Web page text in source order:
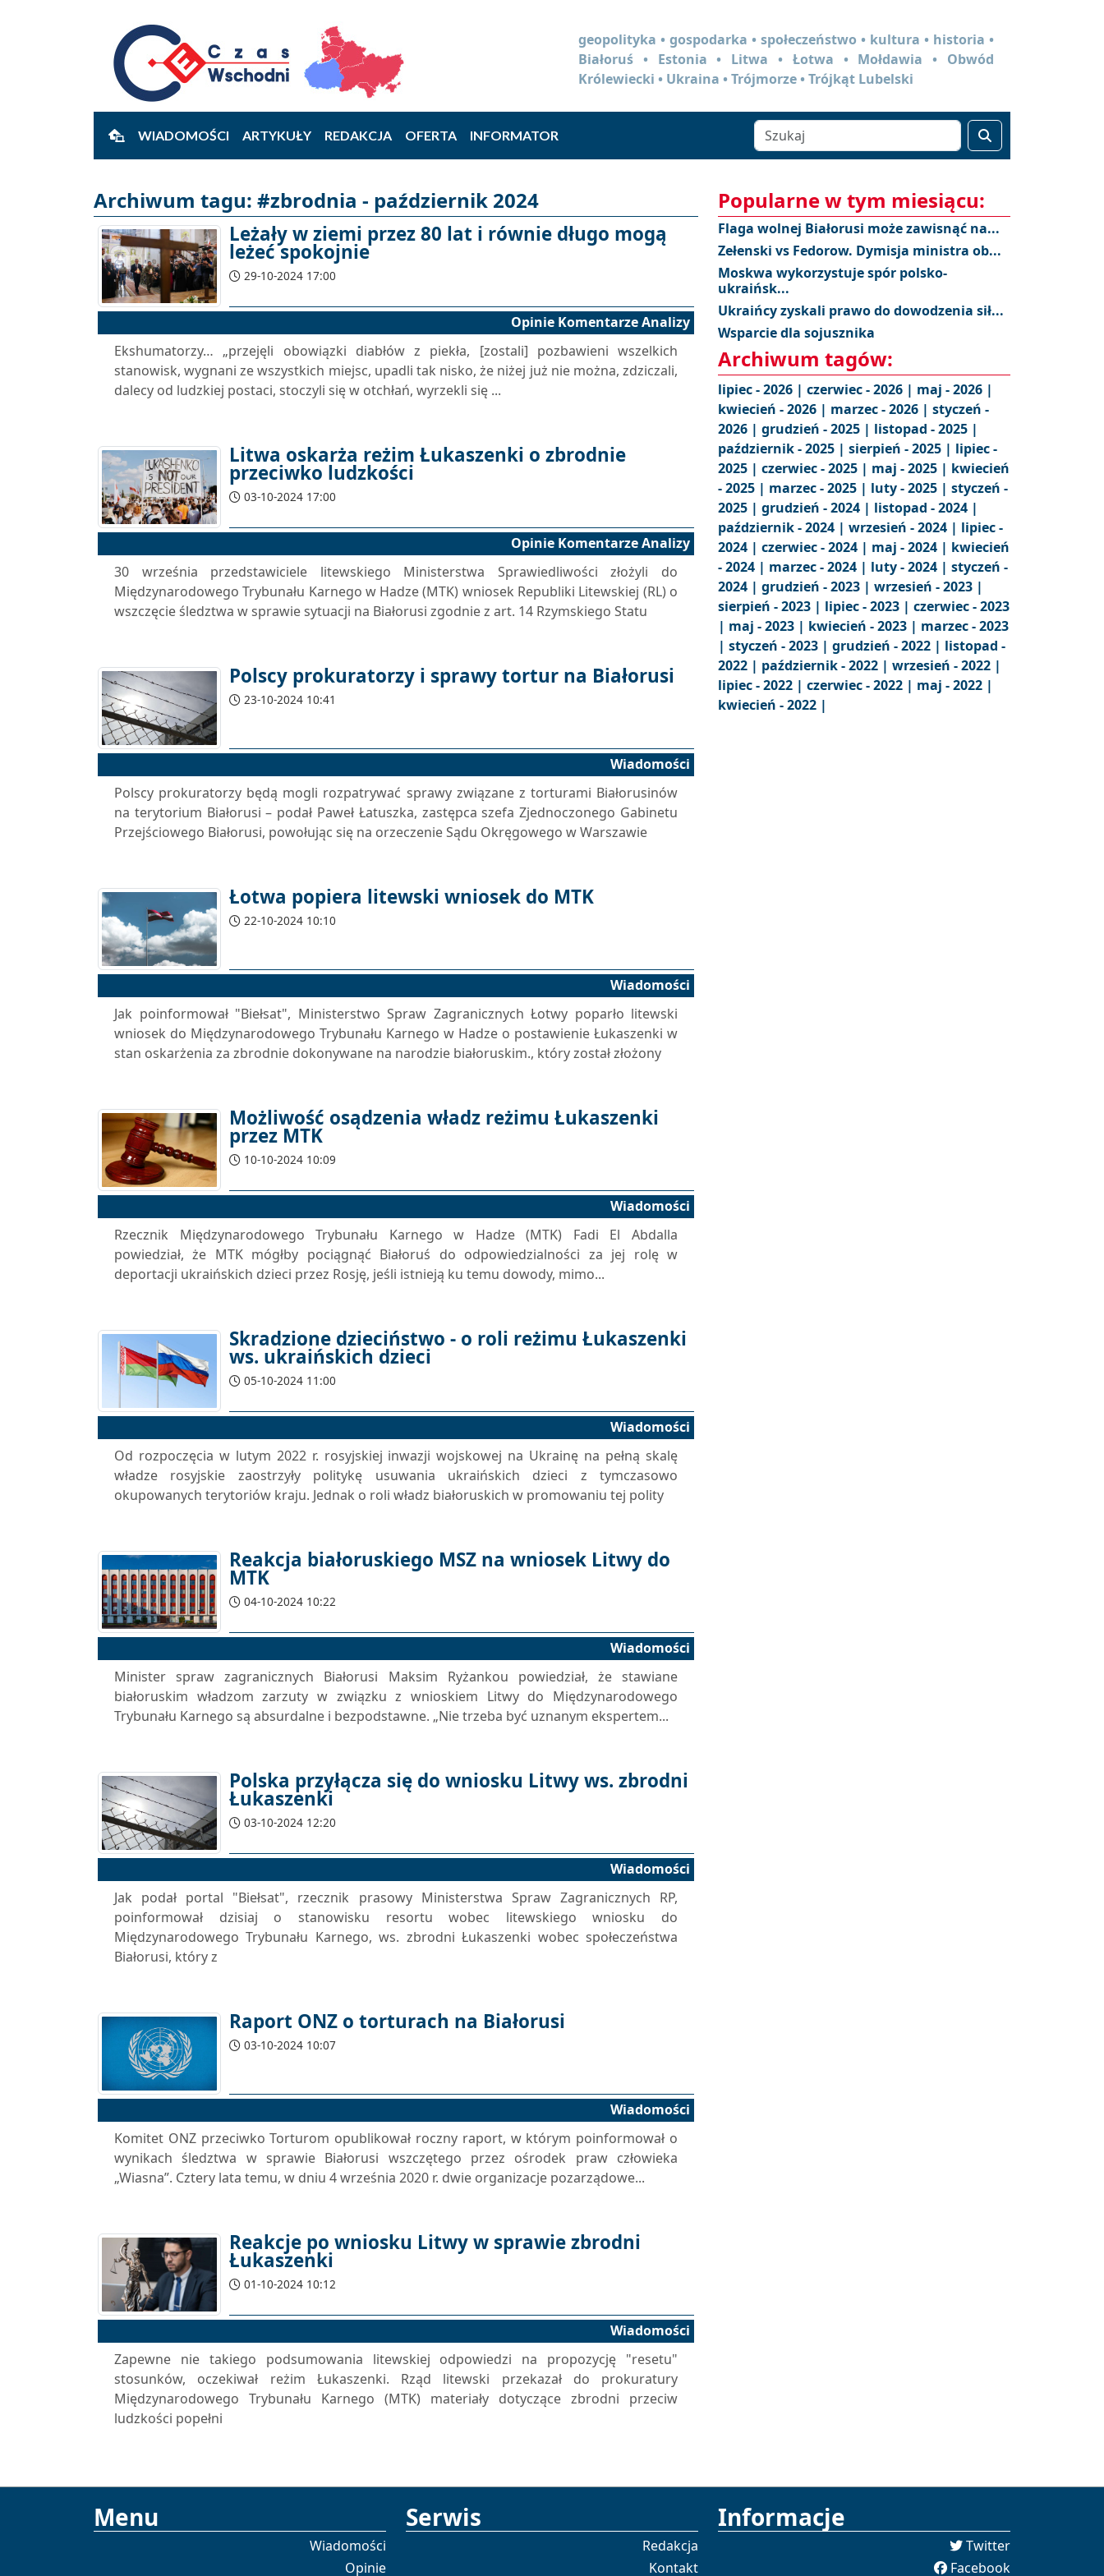
geopolityka • gospodarka • społeczeństwo • kultura • historia •
Białoruś • Estonia • Litwa • Łotwa • Mołdawia • Obwód
Królewiecki • Ukraina • Trójmorze • Trójkąt Lubelski
WIADOMOŚCI ARTYKUŁY REDAKCJA OFERTA INFORMATOR
Archiwum tagu: #zbrodnia - październik 2024
Leżały w ziemi przez 80 lat i równie długo mogą
leżeć spokojnie
29-10-2024 17:00
Opinie Komentarze Analizy
Ekshumatorzy… „przejęli obowiązki diabłów z piekła, [zostali] pozbawieni wszelkich
stanowisk, wygnani ze wszystkich miejsc, upadli tak nisko, że niżej już nie można, zdziczali,
dalecy od ludzkiej postaci, stoczyli się w otchłań, wyrzekli się ...
Litwa oskarża reżim Łukaszenki o zbrodnie
przeciwko ludzkości
03-10-2024 17:00
Opinie Komentarze Analizy
30 września przedstawiciele litewskiego Ministerstwa Sprawiedliwości złożyli do
Międzynarodowego Trybunału Karnego w Hadze (MTK) wniosek Republiki Litewskiej (RL) o
wszczęcie śledztwa w sprawie sytuacji na Białorusi zgodnie z art. 14 Rzymskiego Statu
Polscy prokuratorzy i sprawy tortur na Białorusi
23-10-2024 10:41
Wiadomości
Polscy prokuratorzy będą mogli rozpatrywać sprawy związane z torturami Białorusinów
na terytorium Białorusi – podał Paweł Łatuszka, zastępca szefa Zjednoczonego Gabinetu
Przejściowego Białorusi, powołując się na orzeczenie Sądu Okręgowego w Warszawie
Łotwa popiera litewski wniosek do MTK
22-10-2024 10:10
Wiadomości
Jak poinformował "Biełsat", Ministerstwo Spraw Zagranicznych Łotwy poparło litewski
wniosek do Międzynarodowego Trybunału Karnego w Hadze o postawienie Łukaszenki w
stan oskarżenia za zbrodnie dokonywane na narodzie białoruskim., który został złożony
Możliwość osądzenia władz reżimu Łukaszenki
przez MTK
10-10-2024 10:09
Wiadomości
Rzecznik Międzynarodowego Trybunału Karnego w Hadze (MTK) Fadi El Abdalla
powiedział, że MTK mógłby pociągnąć Białoruś do odpowiedzialności za jej rolę w
deportacji ukraińskich dzieci przez Rosję, jeśli istnieją ku temu dowody, mimo...
Skradzione dzieciństwo - o roli reżimu Łukaszenki
ws. ukraińskich dzieci
05-10-2024 11:00
Wiadomości
Od rozpoczęcia w lutym 2022 r. rosyjskiej inwazji wojskowej na Ukrainę na pełną skalę
władze rosyjskie zaostrzyły politykę usuwania ukraińskich dzieci z tymczasowo
okupowanych terytoriów kraju. Jednak o roli władz białoruskich w promowaniu tej polity
Reakcja białoruskiego MSZ na wniosek Litwy do
MTK
04-10-2024 10:22
Wiadomości
Minister spraw zagranicznych Białorusi Maksim Ryżankou powiedział, że stawiane
białoruskim władzom zarzuty w związku z wnioskiem Litwy do Międzynarodowego
Trybunału Karnego są absurdalne i bezpodstawne. „Nie trzeba być uznanym ekspertem...
Polska przyłącza się do wniosku Litwy ws. zbrodni
Łukaszenki
03-10-2024 12:20
Wiadomości
Jak podał portal "Biełsat", rzecznik prasowy Ministerstwa Spraw Zagranicznych RP,
poinformował dzisiaj o stanowisku resortu wobec litewskiego wniosku do
Międzynarodowego Trybunału Karnego, ws. zbrodni Łukaszenki wobec społeczeństwa
Białorusi, który z
Raport ONZ o torturach na Białorusi
03-10-2024 10:07
Wiadomości
Komitet ONZ przeciwko Torturom opublikował roczny raport, w którym poinformował o
wynikach śledztwa w sprawie Białorusi wszczętego przez ośrodek praw człowieka
„Wiasna”. Cztery lata temu, w dniu 4 września 2020 r. dwie organizacje pozarządowe...
Reakcje po wniosku Litwy w sprawie zbrodni
Łukaszenki
01-10-2024 10:12
Wiadomości
Zapewne nie takiego podsumowania litewskiej odpowiedzi na propozycję "resetu"
stosunków, oczekiwał reżim Łukaszenki. Rząd litewski przekazał do prokuratury
Międzynarodowego Trybunału Karnego (MTK) materiały dotyczące zbrodni przeciw
ludzkości popełni
Popularne w tym miesiącu:
Flaga wolnej Białorusi może zawisnąć na...
Zełenski vs Fedorow. Dymisja ministra ob...
Moskwa wykorzystuje spór polsko-
ukraińsk...
Ukraińcy zyskali prawo do dowodzenia sił...
Wsparcie dla sojusznika
Archiwum tagów:
lipiec - 2026 | czerwiec - 2026 | maj - 2026 |
kwiecień - 2026 | marzec - 2026 | styczeń -
2026 | grudzień - 2025 | listopad - 2025 |
październik - 2025 | sierpień - 2025 | lipiec -
2025 | czerwiec - 2025 | maj - 2025 | kwiecień
- 2025 | marzec - 2025 | luty - 2025 | styczeń -
2025 | grudzień - 2024 | listopad - 2024 |
październik - 2024 | wrzesień - 2024 | lipiec -
2024 | czerwiec - 2024 | maj - 2024 | kwiecień
- 2024 | marzec - 2024 | luty - 2024 | styczeń -
2024 | grudzień - 2023 | wrzesień - 2023 |
sierpień - 2023 | lipiec - 2023 | czerwiec - 2023
| maj - 2023 | kwiecień - 2023 | marzec - 2023
| styczeń - 2023 | grudzień - 2022 | listopad -
2022 | październik - 2022 | wrzesień - 2022 |
lipiec - 2022 | czerwiec - 2022 | maj - 2022 |
kwiecień - 2022 |
Menu
Wiadomości
Opinie
Serwis
Redakcja
Kontakt
Informacje
Twitter
Facebook